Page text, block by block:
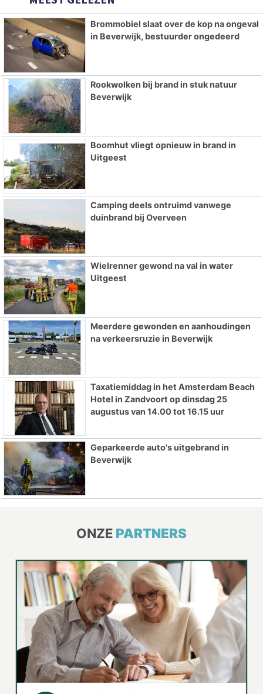
Brommobiel slaat over de kop na ongeval
in Beverwijk, bestuurder ongedeerd
Rookwolken bij brand in stuk natuur
Beverwijk
Boomhut vliegt opnieuw in brand in
Uitgeest
Camping deels ontruimd vanwege
duinbrand bij Overveen
Wielrenner gewond na val in water
Uitgeest
Meerdere gewonden en aanhoudingen
na verkeersruzie in Beverwijk
Taxatiemiddag in het Amsterdam Beach
Hotel in Zandvoort op dinsdag 25
augustus van 14.00 tot 16.15 uur
Geparkeerde auto's uitgebrand in
Beverwijk
ONZE PARTNERS